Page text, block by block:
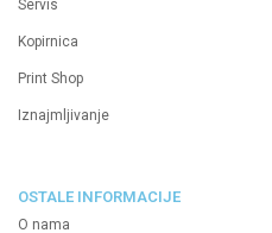
Servis
Kopirnica
Print Shop
Iznajmljivanje
OSTALE INFORMACIJE
O nama